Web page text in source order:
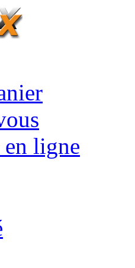
ligne